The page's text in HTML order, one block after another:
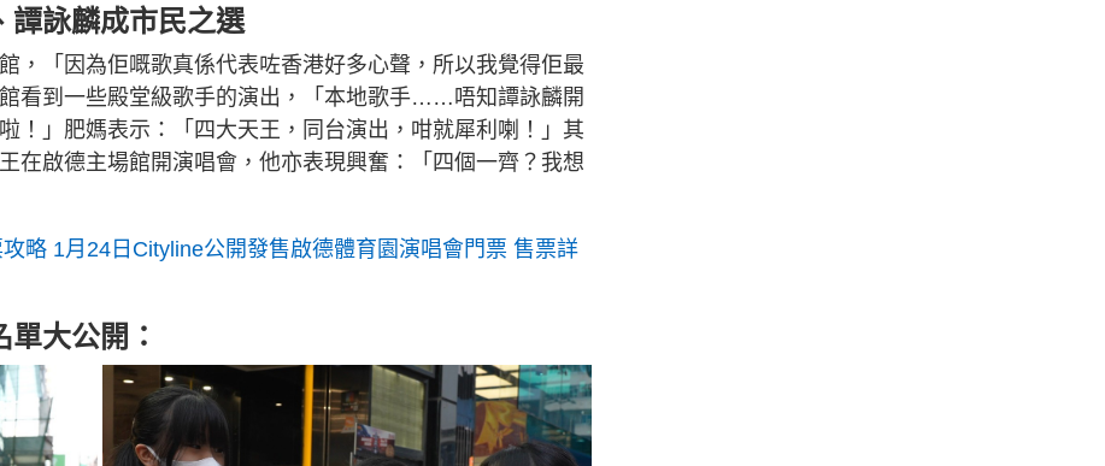
譚詠麟成市民之選
，「因為佢嘅歌真係代表咗香港好多心聲，所以我覺得佢最
看到一些殿堂級歌手的演出，「本地歌手……唔知譚詠麟開
」肥媽表示：「四大天王，同台演出，咁就犀利喇！」其
在啟德主場館開演唱會，他亦表現興奮：「四個一齊？我想
略 1月24日Cityline公開發售啟德體育園演唱會門票 售票詳
大公開：